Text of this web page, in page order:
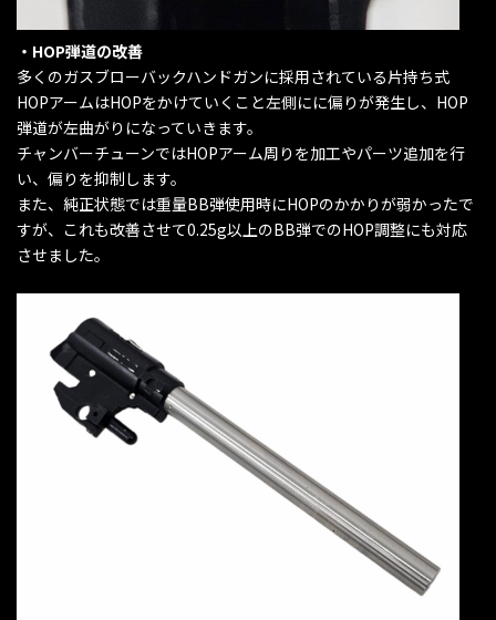
・HOP弾道の改善
多くのガスブローバックハンドガンに採用されている片持ち式
HOPアームはHOPをかけていくこと左側にに偏りが発生し、HOP
弾道が左曲がりになっていきます。
チャンバーチューンではHOPアーム周りを加工やパーツ追加を行
い、偏りを抑制します。
また、純正状態では重量BB弾使用時にHOPのかかりが弱かったで
すが、これも改善させて0.25g以上のBB弾でのHOP調整にも対応
させました。